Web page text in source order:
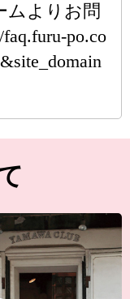
ムよりお問
po.co